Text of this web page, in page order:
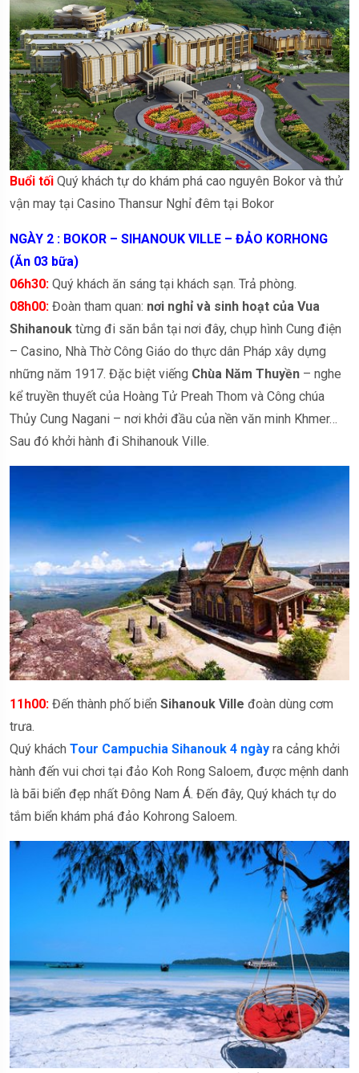
Buổi tối Quý khách tự do khám phá cao nguyên Bokor và thử
vận may tại Casino Thansur Nghỉ đêm tại Bokor
NGÀY 2 : BOKOR – SIHANOUK VILLE – ĐẢO KORHONG
(Ăn 03 bữa)
06h30: Quý khách ăn sáng tại khách sạn. Trả phòng.
08h00: Đoàn tham quan: nơi nghỉ và sinh hoạt của Vua
Shihanouk từng đi săn bắn tại nơi đây, chụp hình Cung điện
– Casino, Nhà Thờ Công Giáo do thực dân Pháp xây dựng
những năm 1917. Đặc biệt viếng Chùa Năm Thuyền – nghe
kể truyền thuyết của Hoàng Tử Preah Thom và Công chúa
Thủy Cung Nagani – nơi khởi đầu của nền văn minh Khmer…
Sau đó khởi hành đi Shihanouk Ville.
11h00: Đến thành phố biển Sihanouk Ville đoàn dùng cơm
trưa.
Quý khách Tour Campuchia Sihanouk 4 ngày ra cảng khởi
hành đến vui chơi tại đảo Koh Rong Saloem, được mệnh danh
là bãi biển đẹp nhất Đông Nam Á. Đến đây, Quý khách tự do
tắm biển khám phá đảo Kohrong Saloem.